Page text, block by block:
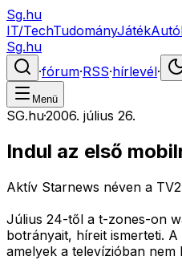
Sg.hu
IT/TechTudományJátékAutó
Sg.hu
·fórum·RSS·hírlevél·
Menü
SG.hu·2006. július 26.
Indul az első
Aktív Starnews néven a
Július 24-től a t-zones-on
botrányait, híreit ismerteti.
amelyek a televízióban nem